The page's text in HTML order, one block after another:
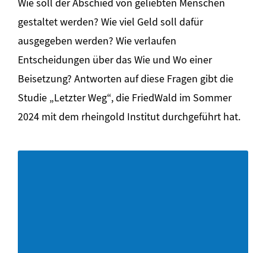
Wie soll der Abschied von geliebten Menschen
gestaltet werden? Wie viel Geld soll dafür
ausgegeben werden? Wie verlaufen
Entscheidungen über das Wie und Wo einer
Beisetzung? Antworten auf diese Fragen gibt die
Studie „Letzter Weg“, die FriedWald im Sommer
2024 mit dem rheingold Institut durchgeführt hat.